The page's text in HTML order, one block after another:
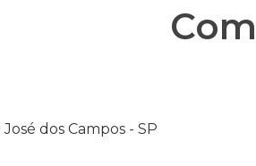
dos Campos - SP